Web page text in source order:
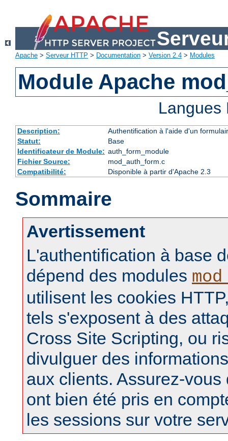
Apache > Serveur HTTP > Documentation > Version 2.4 > Modules
Module Apache
Description:
Authentification à l'aide d'un
Statut:
Base
Identificateur de Module: auth_form_module
Fichier Source:
mod_auth_form.c
Compatibilité:
Disponible à partir d'Apache 2.3
Sommaire
Avertissement
L'authentification à base
dépend des modules
utilisent les cookies
tels s'exposent à des
Cross Site Scripting, ou
divulguer des
aux clients. Assurez-
ont bien été pris en
les sessions sur votre